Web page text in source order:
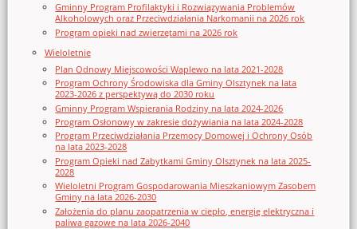
Gminny Program Profilaktyki i Rozwiązywania Problemów
Alkoholowych oraz Przeciwdziałania Narkomanii na 2026 rok
Program opieki nad zwierzętami na 2026 rok
Wieloletnie
Plan Odnowy Miejscowości Waplewo na lata 2021-2028
Program Ochrony Środowiska dla Gminy Olsztynek na lata
2023-2026 z perspektywą do 2030 roku
Gminny Program Wspierania Rodziny na lata 2024-2026
Program Osłonowy w zakresie dożywiania na lata 2024-2028
Program Przeciwdziałania Przemocy Domowej i Ochrony Osób
na lata 2023-2028
Program Opieki nad Zabytkami Gminy Olsztynek na lata 2025-
2028
Wieloletni Program Gospodarowania Mieszkaniowym Zasobem
Gminy na lata 2026-2030
Założenia do planu zaopatrzenia w ciepło, energię elektryczna i
paliwa gazowe na lata 2026-2040